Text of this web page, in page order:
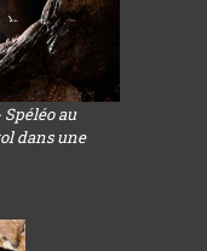
Spéléo au
dans une